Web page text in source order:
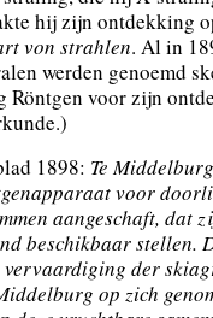
hij zijn ontdekking
von strahlen. Al in
werden genoemd
Röntgen voor zijn
1898: Te
voor
aangeschaft, dat
beschikbaar stellen.
der
op zich